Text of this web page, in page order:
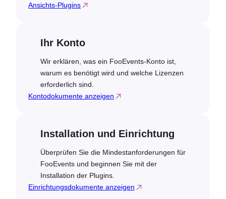
Ansichts-Plugins
Ihr Konto
Wir erklären, was ein FooEvents-Konto ist,
warum es benötigt wird und welche Lizenzen
erforderlich sind.
Kontodokumente anzeigen
Installation und Einrichtung
Überprüfen Sie die Mindestanforderungen für
FooEvents und beginnen Sie mit der
Installation der Plugins.
Einrichtungsdokumente anzeigen